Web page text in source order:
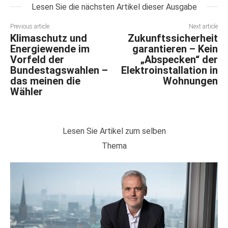
Lesen Sie die nächsten Artikel dieser Ausgabe
Previous article
Klimaschutz und
Energiewende im
Vorfeld der
Bundestagswahlen –
das meinen die
Wähler
Next article
Zukunftssicherheit
garantieren – Kein
„Abspecken“ der
Elektroinstallation in
Wohnungen
Lesen Sie Artikel zum selben
Thema